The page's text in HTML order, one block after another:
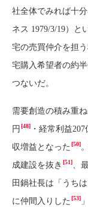
社全体でみれば十
ネス 1979/3/19）と
宅の売買仲介を担
宅購入希望者の約
つないだ。
需要創造の積み重
円 [48] ・経常利益
収増益となった [50]
成建設を抜き [51]、
田鍋社長は「うち
に仲間入りした [53]